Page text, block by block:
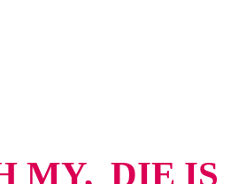
MY, DIE IS